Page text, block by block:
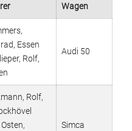
Wagen
Essen
Rolf,
Audi 50
Rolf,
Simca